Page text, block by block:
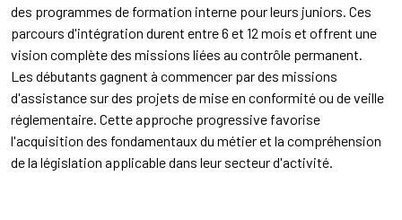
des programmes de formation interne pour leurs juniors. Ces
parcours d'intégration durent entre 6 et 12 mois et offrent une
vision complète des missions liées au contrôle permanent.
Les débutants gagnent à commencer par des missions
d'assistance sur des projets de mise en conformité ou de veille
réglementaire. Cette approche progressive favorise
l'acquisition des fondamentaux du métier et la compréhension
de la législation applicable dans leur secteur d'activité.